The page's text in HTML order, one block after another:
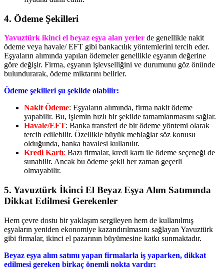
4. Ödeme Şekilleri
Yavuztürk ikinci el beyaz eşya alan yerler de genellikle nakit
ödeme veya havale/ EFT gibi bankacılık yöntemlerini tercih eder.
Eşyaların alımında yapılan ödemeler genellikle eşyanın değerine
göre değişir. Firma, eşyanın işlevselliğini ve durumunu göz önünde
bulundurarak, ödeme miktarını belirler.
Ödeme şekilleri şu şekilde olabilir:
Nakit Ödeme: Eşyaların alımında, firma nakit ödeme
yapabilir. Bu, işlemin hızlı bir şekilde tamamlanmasını sağlar.
Havale/EFT: Banka transferi de bir ödeme yöntemi olarak
tercih edilebilir. Özellikle büyük meblağlar söz konusu
olduğunda, banka havalesi kullanılır.
Kredi Kartı: Bazı firmalar, kredi kartı ile ödeme seçeneği de
sunabilir. Ancak bu ödeme şekli her zaman geçerli
olmayabilir.
5. Yavuztürk İkinci El Beyaz Eşya Alım Satımında
Dikkat Edilmesi Gerekenler
Hem çevre dostu bir yaklaşım sergileyen hem de kullanılmış
eşyaların yeniden ekonomiye kazandırılmasını sağlayan Yavuztürk
gibi firmalar, ikinci el pazarının büyümesine katkı sunmaktadır.
Beyaz eşya alım satımı yapan firmalarla iş yaparken, dikkat
edilmesi gereken birkaç önemli nokta vardır: